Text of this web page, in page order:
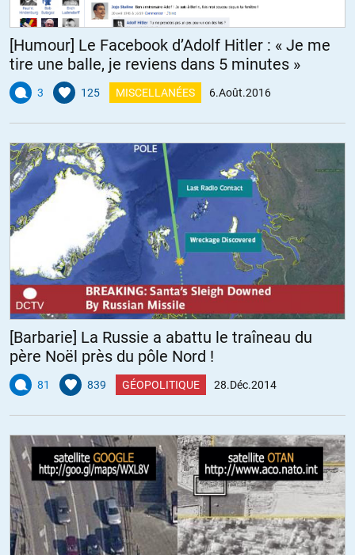
[Humour] Le Facebook d’Adolf Hitler : « Je me
tire une balle, je reviens dans 5 minutes »
3 125 MISCELLANÉES 6.Août.2016
[Barbarie] La Russie a abattu le traîneau du
père Noël près du pôle Nord !
81 839 GÉOPOLITIQUE 28.Déc.2014